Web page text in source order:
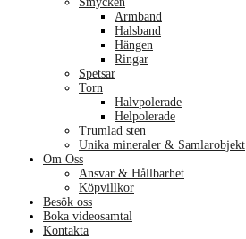
Armband
Halsband
Hängen
Ringar
Spetsar
Torn
Halvpolerade
Helpolerade
Trumlad sten
Unika mineraler & Samlarobjekt
Om Oss
Ansvar & Hållbarhet
Köpvillkor
Besök oss
Boka videosamtal
Kontakta